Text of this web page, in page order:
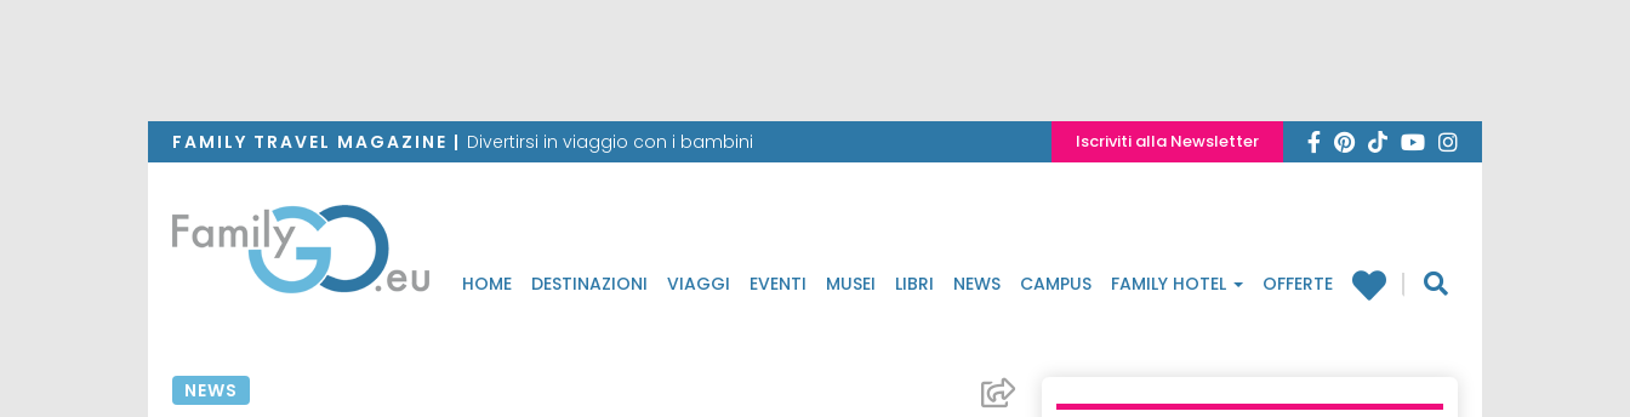
FAMILY TRAVEL MAGAZINE | Divertirsi in viaggio con i bambini Iscriviti alla Newsletter
HOME DESTINAZIONI VIAGGI EVENTI MUSEI LIBRI NEWS CAMPUS FAMILY HOTEL OFFERTE
NEWS